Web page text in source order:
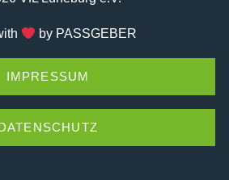
by PASSGEBER
IMPRESSUM
DATENSCHUTZ